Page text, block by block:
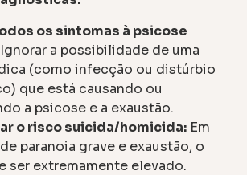
os sintomas à psicose
Ignorar a possibilidade de uma
(como infecção ou distúrbio
que está causando ou
a psicose e a exaustão.
o risco suicida/homicida: Em
paranoia grave e exaustão, o
ser extremamente elevado.